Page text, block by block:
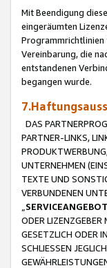
Mit Beendigung
eingeräumten
Programmrichtlinien
Vereinbarung, die
entstandenen
begangen wurde.
DAS
PARTNER-LINKS,
UNTERNEHMEN
TEXTE UND
VERBUNDENEN
ODER LIZENZGEBER
GESETZLICH ODER
SCHLIESSEN